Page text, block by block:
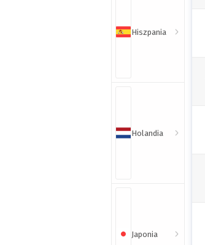
Hiszpania
Holandia
Japonia